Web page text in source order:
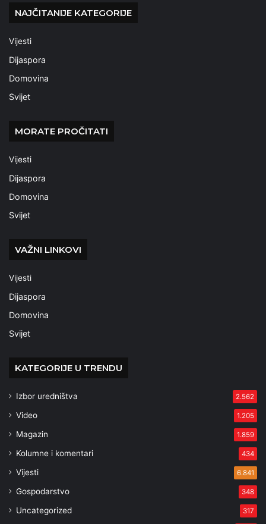
NAJČITANIJE KATEGORIJE
Vijesti
Dijaspora
Domovina
Svijet
MORATE PROČITATI
Vijesti
Dijaspora
Domovina
Svijet
VAŽNI LINKOVI
Vijesti
Dijaspora
Domovina
Svijet
KATEGORIJE U TRENDU
Izbor uredništva 2.562
Video 1.205
Magazin 1.859
Kolumne i komentari 434
Vijesti 6.841
Gospodarstvo 348
Uncategorized 317